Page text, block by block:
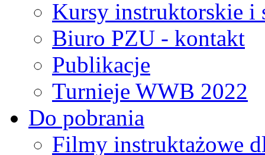
Kursy instruktorskie i
Biuro PZU - kontakt
Publikacje
Turnieje WWB 2022
Do pobrania
Filmy instruktażowe